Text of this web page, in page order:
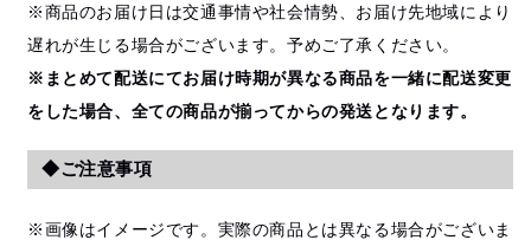
※商品のお届け日は交通事情や社会情勢、お届け先地域により
遅れが生じる場合がございます。予めご了承ください。
※まとめて配送にてお届け時期が異なる商品を一緒に配送変更
をした場合、全ての商品が揃ってからの発送となります。
◆ご注意事項
※画像はイメージです。実際の商品とは異なる場合がございま